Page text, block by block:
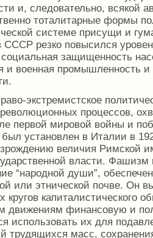
и, следовательно, всякой
тоталитарные формы
системе присущи и
СССР резко повысился
защищенность
и военная промышленность и
экстремистское
революционных процессов,
первой мировой войны и
установлен в Италии в
величия Римской
власти. Фашизм
“народной души”,
или этнической почве. Он
кругов капиталистического
движениям финансовую и
использовать их для
трудящихся масс,